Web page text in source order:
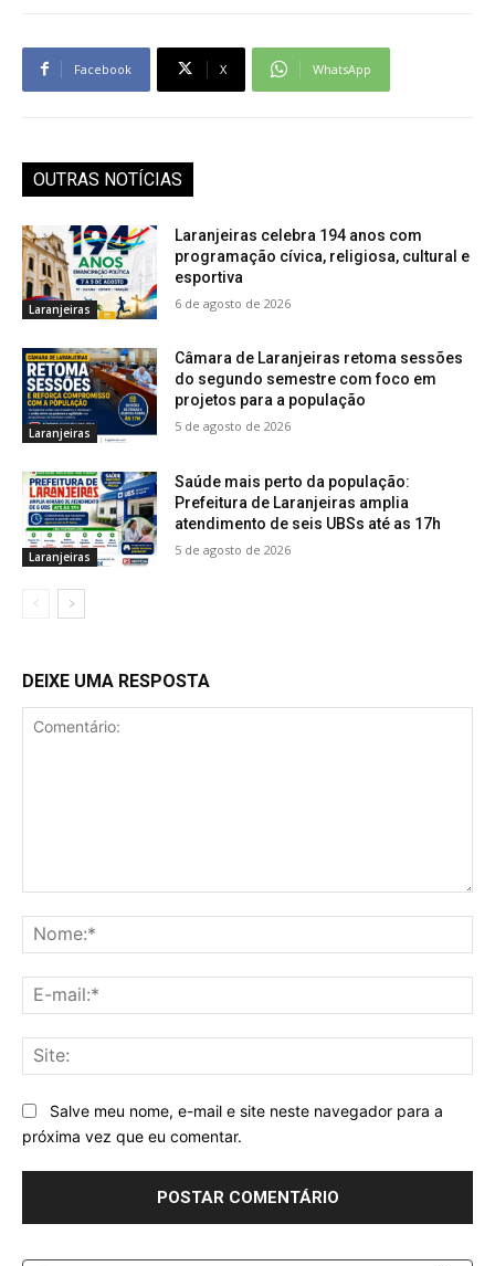
Facebook X WhatsApp
OUTRAS NOTÍCIAS
Laranjeiras
Laranjeiras celebra 194 anos com
programação cívica, religiosa, cultural e
esportiva
6 de agosto de 2026
Laranjeiras
Câmara de Laranjeiras retoma sessões
do segundo semestre com foco em
projetos para a população
5 de agosto de 2026
Laranjeiras
Saúde mais perto da população:
Prefeitura de Laranjeiras amplia
atendimento de seis UBSs até as 17h
5 de agosto de 2026
DEIXE UMA RESPOSTA
Salve meu nome, e-mail e site neste navegador para a
próxima vez que eu comentar.